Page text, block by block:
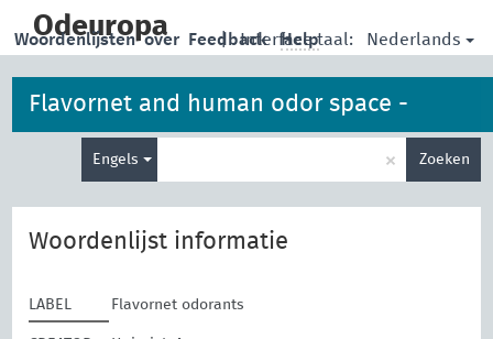
main
Odeuropa | Interface taal: Nederlands
Woordenlijsten over Feedback Help
Flavornet and human odor space -
odorants
Engels × Zoeken
Woordenlijst informatie
LABEL Flavornet odorants